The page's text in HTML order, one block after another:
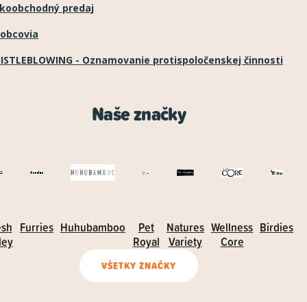
predaj
- Oznamovanie protispoločenskej činnosti
Naše značky
Furries Huhubamboo
Pet
Royal
Natures
Variety
Wellness
Core
Birdies
VŠETKY ZNAČKY